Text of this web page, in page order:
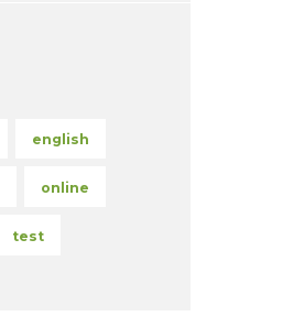
english
online
test